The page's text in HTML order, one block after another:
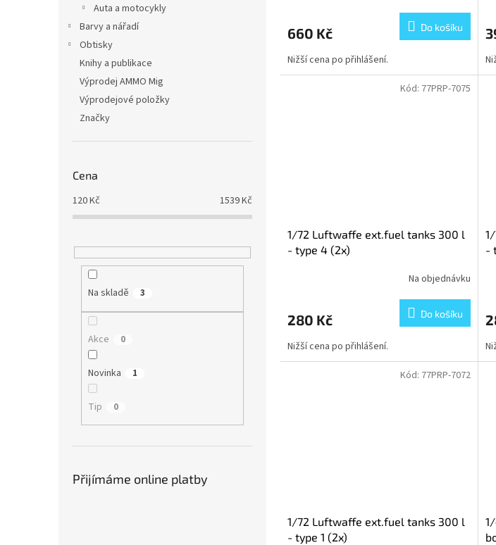
Auta a motocykly
Barvy a nářadí
Obtisky
Knihy a publikace
Výprodej AMMO Mig
Výprodejové položky
Značky
Cena
120Kč 1539Kč
Na skladě 3
Akce 0
Novinka 1
Tip 0
Přijímáme online platby
660 Kč Do košíku
Nižší cena po přihlášení.
1/72 Luftwaffe ext.fuel tanks 300 l
- type 4 (2x)
Na objednávku
280 Kč Do košíku
Nižší cena po přihlášení.
Kód: 77PRP-7075
-
1/72 Luftwaffe ext.fuel tanks 300 l
- type 1 (2x)
Kód: 77PRP-7072